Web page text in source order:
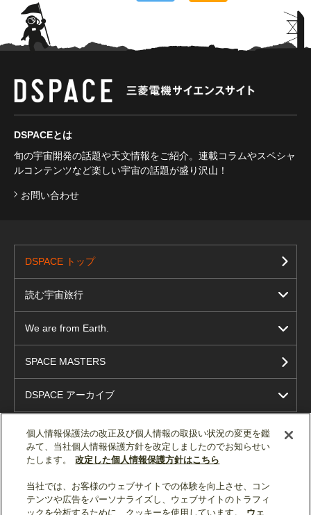
DSPACEとは
旬の宇宙開発の話題や天文情報をご紹介。連載コラムやスペシャ
ルコンテンツなど楽しい宇宙の話題が盛り沢山！
お問い合わせ
DSPACE トップ
読む宇宙旅行
We are from Earth.
SPACE MASTERS
DSPACE アーカイブ
ソーシャルメディア公式アカウント一覧
個人情報保護法の改正及び個人情報の取扱い状況の変更を鑑
みて、当社個人情報保護方針を改定しましたのでお知らせい
たします。
改定した個人情報保護方針はこちら
当社では、お客様のウェブサイトでの体験を向上させ、コン
テンツや広告をパーソナライズし、ウェブサイトのトラフィ
ックを分析するために、クッキーを使用しています。
ウェ